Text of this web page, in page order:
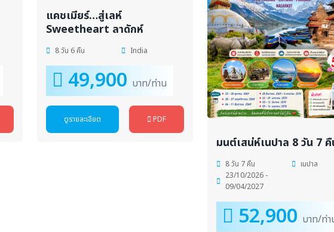
แคชเมียร์…สู่เลห์
Sweetheart ลาดักห์
8 วัน 6 คืน India
49,900 บาท/ท่าน
ดูรายละเอียด PDF
มนต์เสน่ห์เนปาล 8 วัน 7
8 วัน 7 คืน
เนปาล
23/10/2026 -
09/04/2027
52,900 บาท/ท่